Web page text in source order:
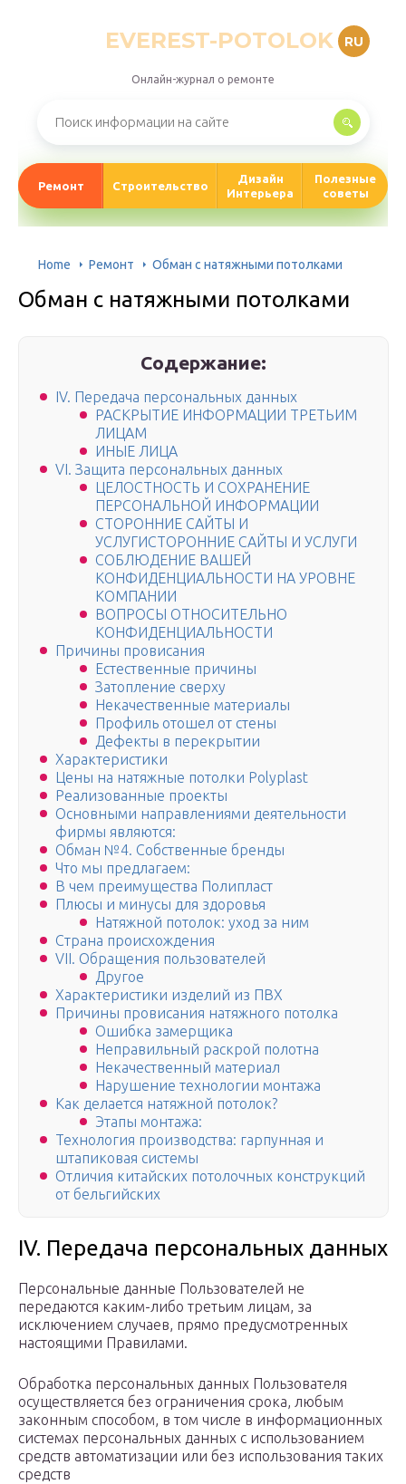
EVEREST-POTOLOK RU
Онлайн-журнал о ремонте
Ремонт Строительство
Дизайн
Интерьера
Полезные
советы
Home Ремонт Обман с натяжными потолками
Обман с натяжными потолками
Содержание:
IV. Передача персональных данных
РАСКРЫТИЕ ИНФОРМАЦИИ ТРЕТЬИМ
ЛИЦАМ
ИНЫЕ ЛИЦА
VI. Защита персональных данных
ЦЕЛОСТНОСТЬ И СОХРАНЕНИЕ
ПЕРСОНАЛЬНОЙ ИНФОРМАЦИИ
СТОРОННИЕ САЙТЫ И
УСЛУГИСТОРОННИЕ САЙТЫ И УСЛУГИ
СОБЛЮДЕНИЕ ВАШЕЙ
КОНФИДЕНЦИАЛЬНОСТИ НА УРОВНЕ
КОМПАНИИ
ВОПРОСЫ ОТНОСИТЕЛЬНО
КОНФИДЕНЦИАЛЬНОСТИ
Причины провисания
Естественные причины
Затопление сверху
Некачественные материалы
Профиль отошел от стены
Дефекты в перекрытии
Характеристики
Цены на натяжные потолки Polyplast
Реализованные проекты
Основными направлениями деятельности
фирмы являются:
Обман №4. Собственные бренды
Что мы предлагаем:
В чем преимущества Полипласт
Плюсы и минусы для здоровья
Натяжной потолок: уход за ним
Страна происхождения
VII. Обращения пользователей
Другое
Характеристики изделий из ПВХ
Причины провисания натяжного потолка
Ошибка замерщика
Неправильный раскрой полотна
Некачественный материал
Нарушение технологии монтажа
Как делается натяжной потолок?
Этапы монтажа:
Технология производства: гарпунная и
штапиковая системы
Отличия китайских потолочных конструкций
от бельгийских
IV. Передача персональных данных
Персональные данные Пользователей не
передаются каким-либо третьим лицам, за
исключением случаев, прямо предусмотренных
настоящими Правилами.
Обработка персональных данных Пользователя
осуществляется без ограничения срока, любым
законным способом, в том числе в информационных
системах персональных данных с использованием
средств автоматизации или без использования таких
средств